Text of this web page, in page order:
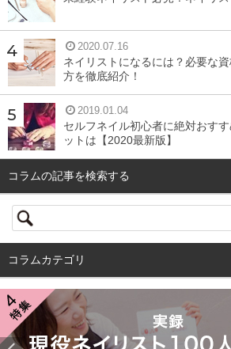
2020.07.16
ネイリストになるには？必要な
方を徹底紹介！
2019.01.04
セルフネイル初心者に絶対おす
ットは【2020最新版】
コラムの記事を検索する
コラムカテゴリ